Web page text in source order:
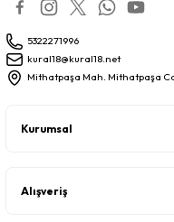
5322271996
kural18@kural18.net
Mithatpaşa Mah. Mithatpaşa
Kurumsal
Alışveriş